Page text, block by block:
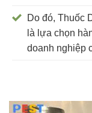
Do đó, Thuốc
là lựa chọn
doanh nghiệp